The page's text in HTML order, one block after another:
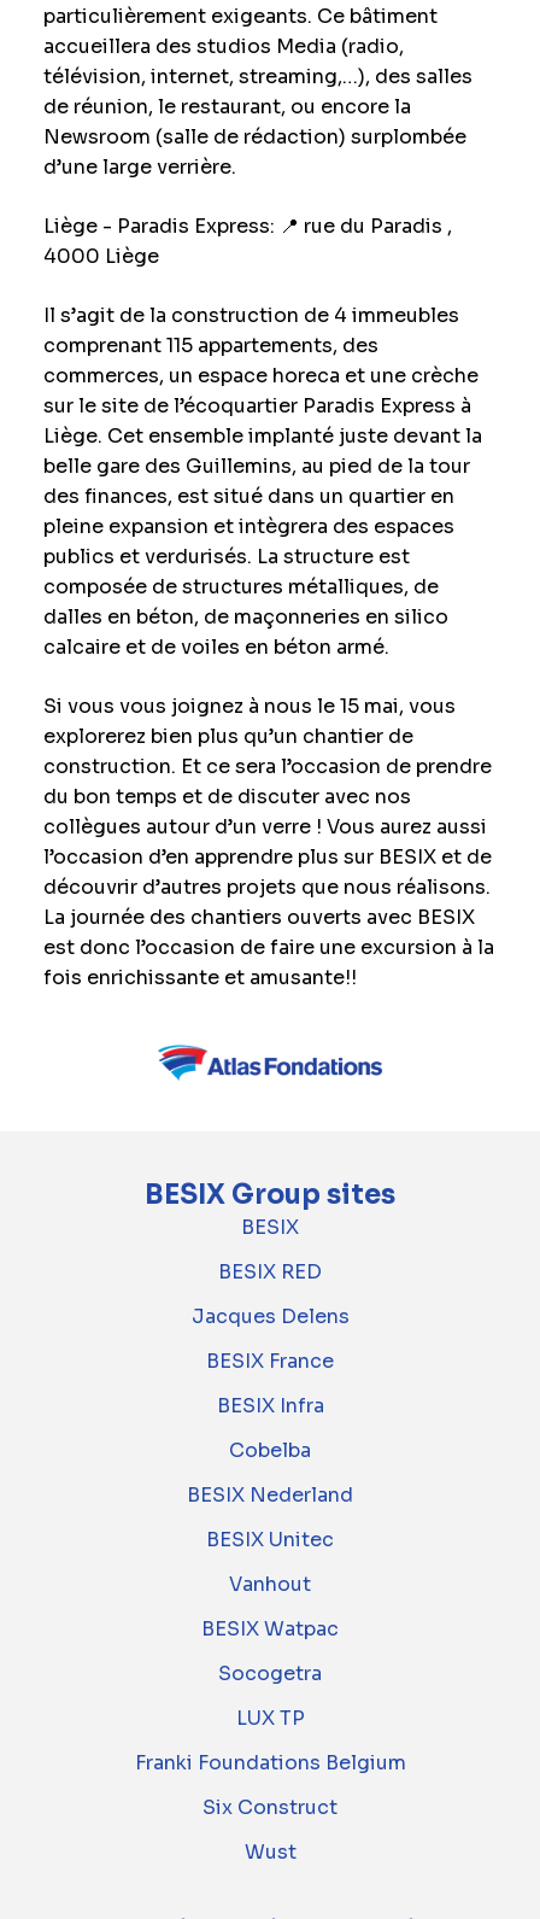
particulièrement exigeants. Ce bâtiment
accueillera des studios Media (radio,
télévision, internet, streaming,…), des salles
de réunion, le restaurant, ou encore la
Newsroom (salle de rédaction) surplombée
d’une large verrière.
Liège - Paradis Express: 📍 rue du Paradis ,
4000 Liège
Il s’agit de la construction de 4 immeubles
comprenant 115 appartements, des
commerces, un espace horeca et une crèche
sur le site de l’écoquartier Paradis Express à
Liège. Cet ensemble implanté juste devant la
belle gare des Guillemins, au pied de la tour
des finances, est situé dans un quartier en
pleine expansion et intègrera des espaces
publics et verdurisés. La structure est
composée de structures métalliques, de
dalles en béton, de maçonneries en silico
calcaire et de voiles en béton armé.
Si vous vous joignez à nous le 15 mai, vous
explorerez bien plus qu’un chantier de
construction. Et ce sera l’occasion de prendre
du bon temps et de discuter avec nos
collègues autour d’un verre ! Vous aurez aussi
l’occasion d’en apprendre plus sur BESIX et de
découvrir d’autres projets que nous réalisons.
La journée des chantiers ouverts avec BESIX
est donc l’occasion de faire une excursion à la
fois enrichissante et amusante!!
BESIX Group sites
BESIX
BESIX RED
Jacques Delens
BESIX France
BESIX Infra
Cobelba
BESIX Nederland
BESIX Unitec
Vanhout
BESIX Watpac
Socogetra
LUX TP
Franki Foundations Belgium
Six Construct
Wust